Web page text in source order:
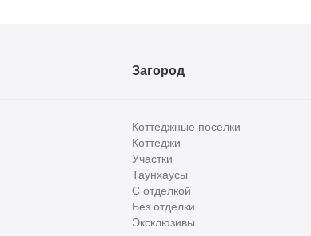
Загород
Коттеджные поселки
Коттеджи
Участки
Таунхаусы
С отделкой
Без отделки
Эксклюзивы